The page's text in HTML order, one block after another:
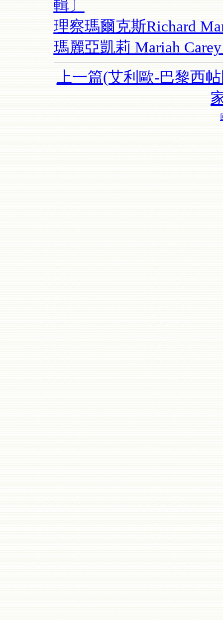
輯〕
理察瑪爾克斯Richard
瑪麗亞凱莉 Mariah
上一篇(艾利歐-巴黎西